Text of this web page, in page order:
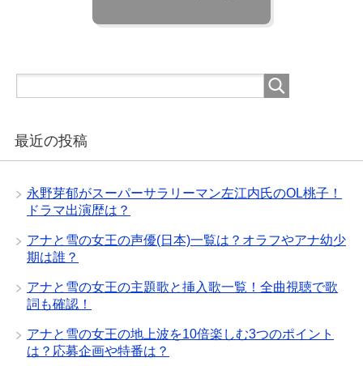
最近の投稿
永野芽郁がスーパーサラリーマン左江内氏のOL桃子！
ドラマ出演歴は？
アナと雪の女王の声優(日本)一覧は？オラフやアナ幼少
期は誰？
アナと雪の女王の主題歌と挿入歌一覧！全曲視聴で歌
詞も確認！
アナと雪の女王の地上波を10倍楽しむ3つのポイント
は？応募企画や特番は？